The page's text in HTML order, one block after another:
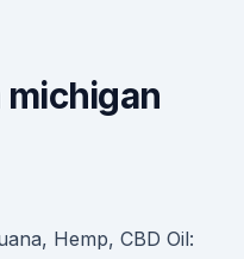
michigan
Hemp, CBD Oil: